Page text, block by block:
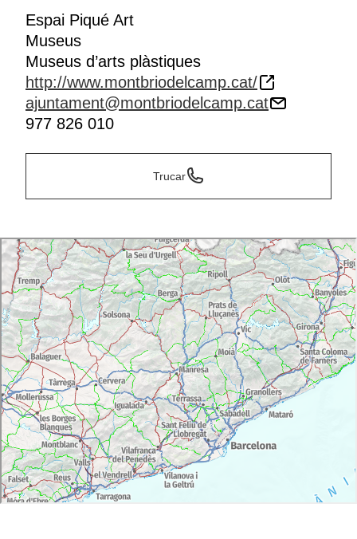
Espai Piqué Art
Museus
Museus d’arts plàstiques
http://www.montbriodelcamp.cat/
ajuntament@montbriodelcamp.cat
977 826 010
Trucar